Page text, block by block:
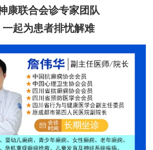
康联合会诊专家团队
一起为患者排忧解难